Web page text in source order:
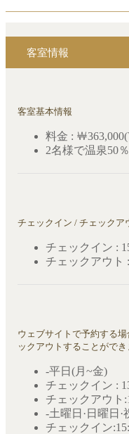
客室情報
客室基本情報
料金 : ￦
2名様で温泉50％
チェックイン / チェックア
チェックイン :
チェックアウト
ウェブサイトで予約する
ックアウトすることができ
-平日(月~金)
チェックイン :
チェックアウト
-土曜日·日曜日·
チェックイン